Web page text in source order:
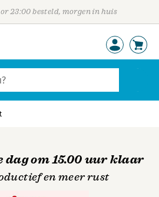
23:00 besteld, morgen in huis
om 15.00 uur klaar
en meer rust